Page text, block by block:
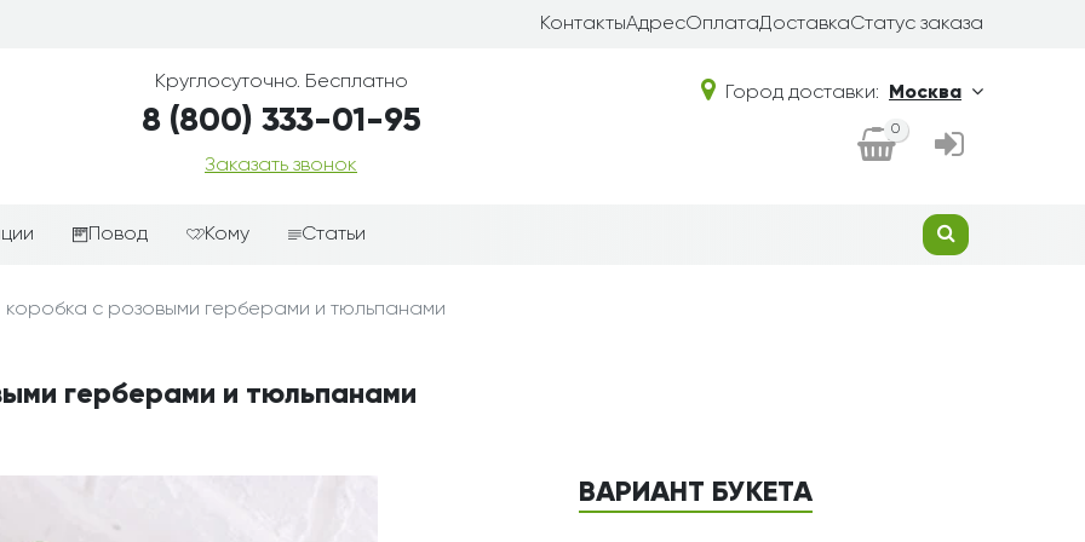
КонтактыАдресОплатаДоставкаСтатус заказа
Круглосуточно. Бесплатно
8 (800) 333-01-95
Заказать звонок
Город доставки: Москва
0
корзины
Повод
цветам
День рождения
Любовь
Кому Статьи
с розовыми герберами и тюльпанами
герберами и тюльпанами
ВАРИАНТ БУКЕТА